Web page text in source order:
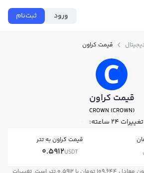
ورود ثبت‌نام
قیمت کراون
قیمت کراون
CROWN (CROWN)
تغییرات ۲۴ ساعته: 0%
قیمت کراون به تتر
0.5912USDT